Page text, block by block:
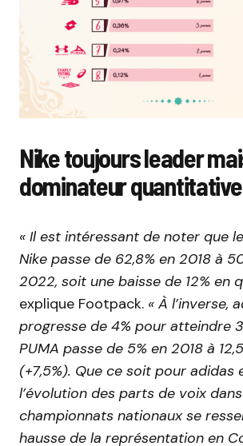
Nike toujours leader
dominateur
« Il est intéressant de noter que
Nike passe de 62,8% en 2018 à
2022, soit une baisse de 12% en
explique Footpack. « À l’inverse,
progresse de 4% pour atteindre
PUMA passe de 5% en 2018 à
(+7,5%). Que ce soit pour adidas
l’évolution des parts de voix
championnats nationaux se
hausse de la représentation en